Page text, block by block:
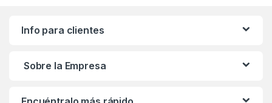
Info para clientes
Sobre la Empresa